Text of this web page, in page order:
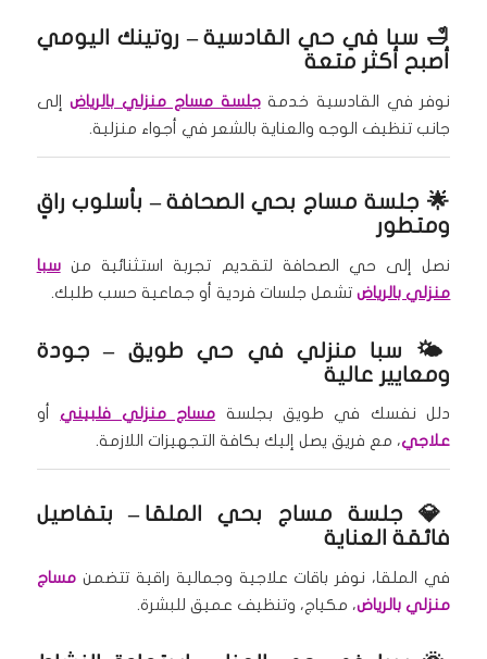
🛁 سبا في حي القادسية– روتينك اليومي
أصبح أكثر متعة
نوفر في القادسية خدمةجلسة مساج منزلي بالرياضإلى
جانب تنظيف الوجه والعناية بالشعر في أجواء منزلية.
🌟 جلسة مساج بحي الصحافة– بأسلوب راقٍ
ومتطور
نصل إلى حي الصحافة لتقديم تجربة استثنائية منسبا
منزلي بالرياضتشمل جلسات فردية أو جماعية حسب طلبك.
🌤️ سبا منزلي في حي طويق – جودة
ومعايير عالية
دلل نفسك في طويق بجلسة مساج منزلي فلبينيأو
علاجي، مع فريق يصل إليك بكافة التجهيزات اللازمة.
💎 جلسة مساج بحي الملقا – بتفاصيل
فائقة العناية
في الملقا، نوفر باقات علاجية وجمالية راقية تتضمنمساج
منزلي بالرياض، مكياج، وتنظيف عميق للبشرة.